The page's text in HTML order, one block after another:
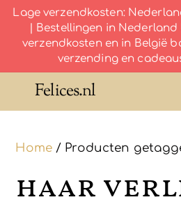
Lage verzendkosten:
| Bestellingen in
verzendkosten en in België
verzending en
Felices.nl
Home/ Producten
haar